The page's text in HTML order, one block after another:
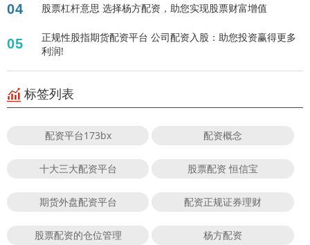
04 股票杠杆意思 选择杨方配资，助您实现股票财富增值
05
正规性股指期货配资平台 公司配资入股：助您投资赢得更多
利润!
标签列表
配资平台173bx 配资概念
十大三大配资平台 股票配资 恒信宝
期货外盘配资平台 配资正规证券理财
股票配资的仓位管理 杨方配资